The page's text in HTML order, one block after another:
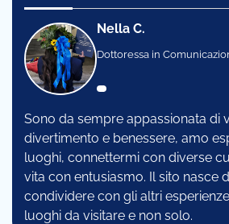
Nella C.
Dottoressa in
Sono da sempre appassionata di
divertimento e benessere, amo
luoghi, connettermi con diverse
vita con entusiasmo. Il sito nasce
condividere con gli altri
luoghi da visitare e non solo.